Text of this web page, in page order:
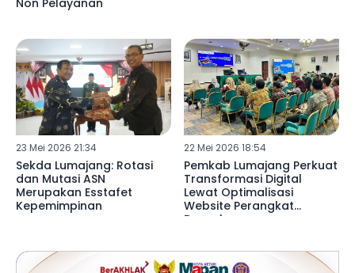
23 Mei 2026 21:34
Sekda Lumajang: Rotasi
dan Mutasi ASN
Merupakan Esstafet
Kepemimpinan
22 Mei 2026 18:54
Pemkab Lumajang Perkuat
Transformasi Digital
Lewat Optimalisasi
Website Perangkat
Daerah